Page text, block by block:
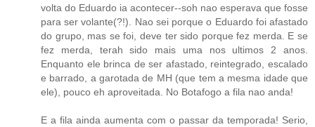
volta do Eduardo ia acontecer--soh nao esperava que fosse
para ser volante(?!). Nao sei porque o Eduardo foi afastado
do grupo, mas se foi, deve ter sido porque fez merda. E se
fez merda, terah sido mais uma nos ultimos 2 anos.
Enquanto ele brinca de ser afastado, reintegrado, escalado
e barrado, a garotada de MH (que tem a mesma idade que
ele), pouco eh aproveitada. No Botafogo a fila nao anda!
E a fila ainda aumenta com o passar da temporada! Serio,